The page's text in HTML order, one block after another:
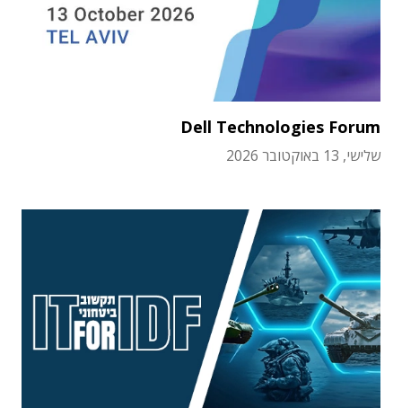
Dell Technologies Forum
שלישי, 13 באוקטובר 2026